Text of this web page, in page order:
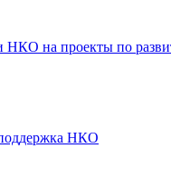
на проекты по
поддержка НКО